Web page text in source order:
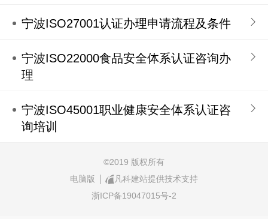
宁波ISO27001认证办理申请流程及条件
宁波ISO22000食品安全体系认证咨询办
理
宁波ISO45001职业健康安全体系认证咨
询培训
©2019 版权所有
电脑版
凡科建站提供技术支持
浙ICP备19047015号-2